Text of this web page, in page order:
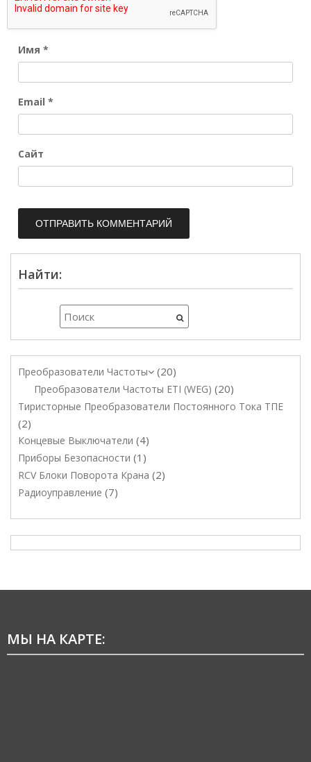
Имя *
Email *
Сайт
Найти:
Преобразователи Частоты 20
Преобразователи Частоты ETI (WEG) 20
Тиристорные Преобразователи Постоянного Тока ТПЕ
2
Концевые Выключатели 4
Приборы Безопасности 1
RCV Блоки Поворота Крана 2
Радиоуправление 7
МЫ НА КАРТЕ: